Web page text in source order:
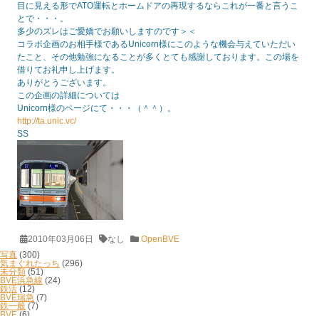
目に見える形でATO運転とホームドアの再現するならこれが一番と言うこ
とで・・・。
多少のズレはご愛嬌でお願いしますのです＞＜
コラボ企画のお相手様であるUnicorn様にこのような機会与えていただい
たこと、その他勉強になることが多くとても感謝しております。この場を
借りてお礼申し上げます。
ありがとうございます。
この企画の詳細については
Unicorn様のページにて・・・（＾＾）。
http://ta.unic.vc/
SS
2010年03月06日 なし
OpenBVE
写真 (300)
気まぐれたっち (296)
未分類 (51)
BVE浜急線 (24)
鉄活 (12)
BVE瑞急 (7)
鉄一般 (7)